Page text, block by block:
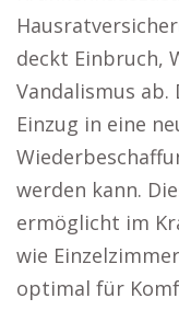
deckt Einbruch,
Vandalismus
Einzug in eine
werden kann.
ermöglicht im
wie
optimal für